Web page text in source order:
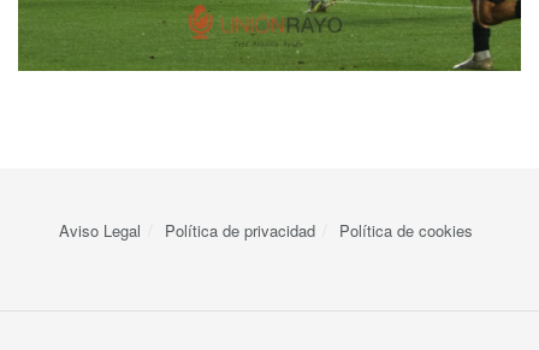
Aviso Legal Política de privacidad Política de cookies